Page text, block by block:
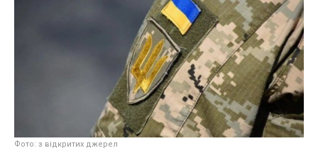
Фото: з відкритих джерел